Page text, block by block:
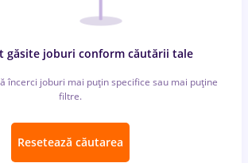
găsite joburi conform căutării tale
încerci joburi mai puțin specifice sau mai puține
filtre.
Resetează căutarea